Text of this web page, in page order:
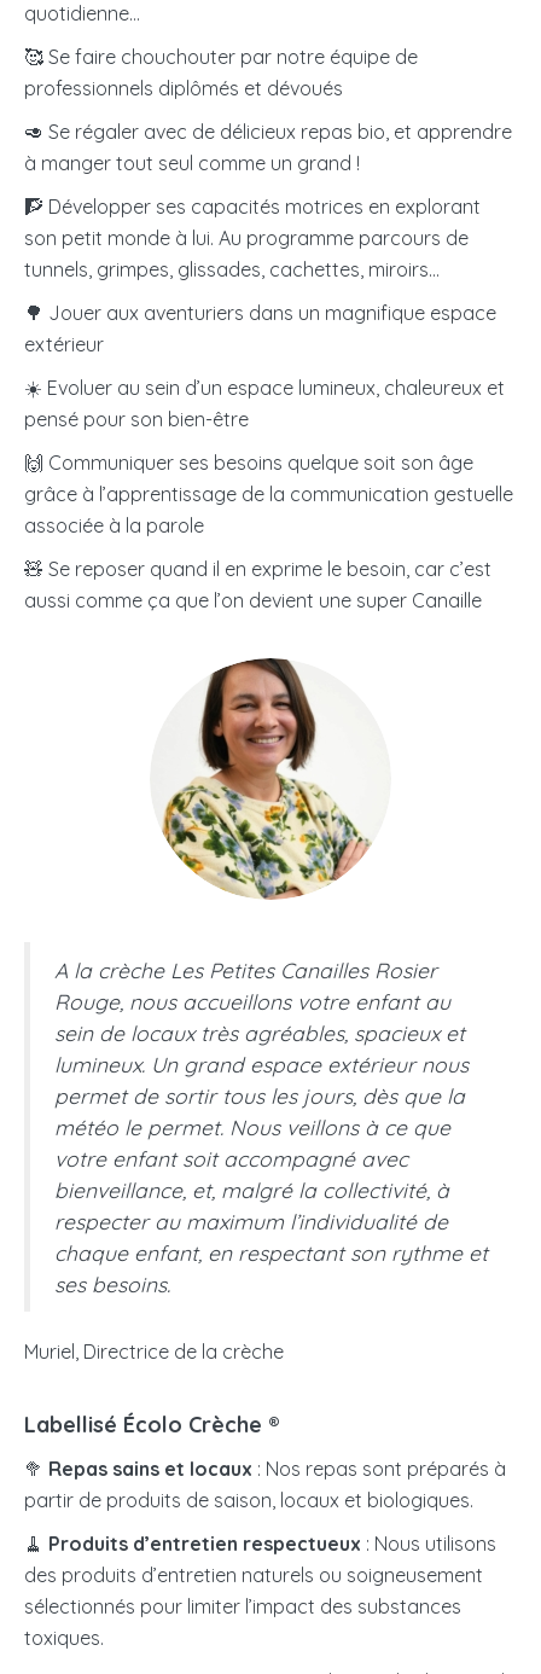
quotidienne…
🥰 Se faire chouchouter par notre équipe de
professionnels diplômés et dévoués
🥑 Se régaler avec de délicieux repas bio, et apprendre
à manger tout seul comme un grand !
🧗 Développer ses capacités motrices en explorant
son petit monde à lui. Au programme parcours de
tunnels, grimpes, glissades, cachettes, miroirs…
🌳 Jouer aux aventuriers dans un magnifique espace
extérieur
☀️ Evoluer au sein d’un espace lumineux, chaleureux et
pensé pour son bien-être
🙌 Communiquer ses besoins quelque soit son âge
grâce à l’apprentissage de la communication gestuelle
associée à la parole
🧸 Se reposer quand il en exprime le besoin, car c’est
aussi comme ça que l’on devient une super Canaille
A la crèche Les Petites Canailles Rosier
Rouge, nous accueillons votre enfant au
sein de locaux très agréables, spacieux et
lumineux. Un grand espace extérieur nous
permet de sortir tous les jours, dès que la
météo le permet. Nous veillons à ce que
votre enfant soit accompagné avec
bienveillance, et, malgré la collectivité, à
respecter au maximum l’individualité de
chaque enfant, en respectant son rythme et
ses besoins.
Muriel, Directrice de la crèche
Labellisé Écolo Crèche ®
🥦 Repas sains et locaux : Nos repas sont préparés à
partir de produits de saison, locaux et biologiques.
🧹 Produits d’entretien respectueux : Nous utilisons
des produits d’entretien naturels ou soigneusement
sélectionnés pour limiter l’impact des substances
toxiques.